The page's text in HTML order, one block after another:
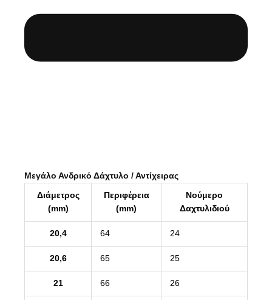
Μεγάλο Ανδρικό Δάχτυλο / Αντίχειρας
Διάμετρος
(mm)
Περιφέρεια
(mm)
Νούμερο
Δαχτυλιδιού
20,4 64 24
20,6 65 25
21 66 26